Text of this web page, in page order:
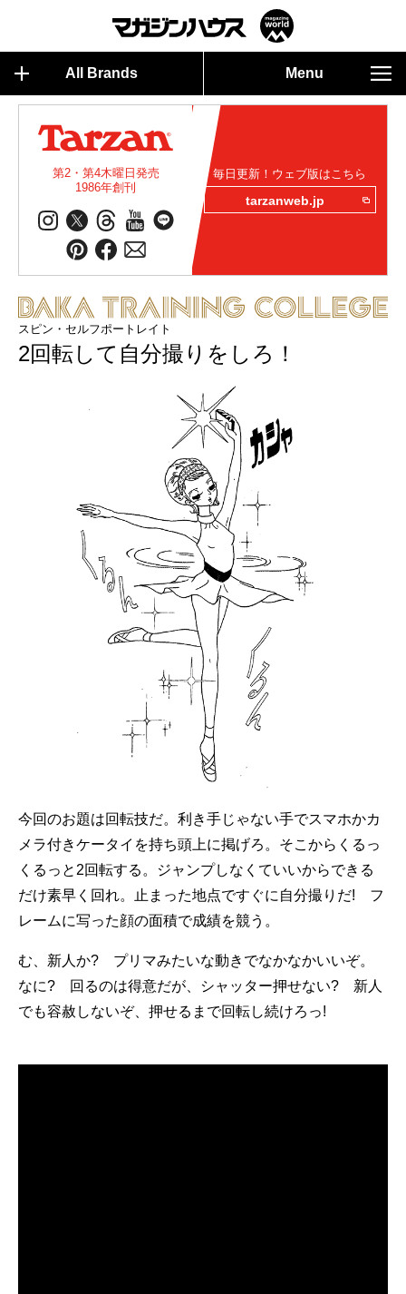
All Brands Menu
第2・第4木曜日発売
1986年創刊
毎日更新！ウェブ版はこちら
tarzanweb.jp
スピン・セルフポートレイト
2回転して自分撮りをしろ！
今回のお題は回転技だ。利き手じゃない手でスマホかカ
メラ付きケータイを持ち頭上に掲げろ。そこからくるっ
くるっと2回転する。ジャンプしなくていいからできる
だけ素早く回れ。止まった地点ですぐに自分撮りだ! フ
レームに写った顔の面積で成績を競う。
む、新人か? プリマみたいな動きでなかなかいいぞ。
なに? 回るのは得意だが、シャッター押せない? 新人
でも容赦しないぞ、押せるまで回転し続けろっ!